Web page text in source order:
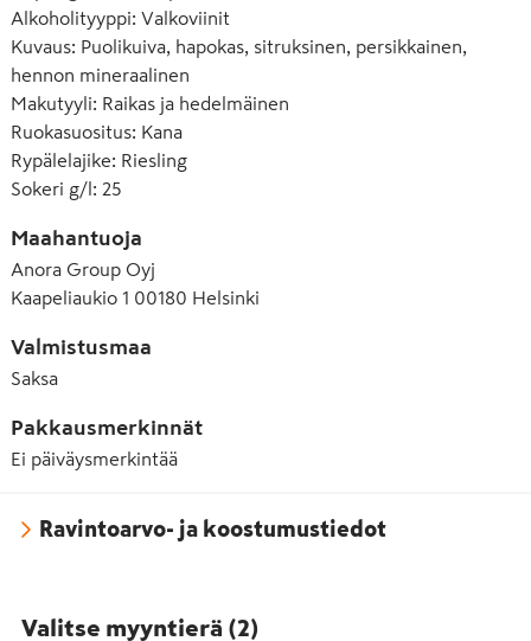
Alkoholityyppi: Valkoviinit
Kuvaus: Puolikuiva, hapokas, sitruksinen, persikkainen,
hennon mineraalinen
Makutyyli: Raikas ja hedelmäinen
Ruokasuositus: Kana
Rypälelajike: Riesling
Sokeri g/l: 25
Maahantuoja
Anora Group Oyj
Kaapeliaukio 1 00180 Helsinki
Valmistusmaa
Saksa
Pakkausmerkinnät
Ei päiväysmerkintää
Ravintoarvo- ja koostumustiedot
Valitse myyntierä (2)